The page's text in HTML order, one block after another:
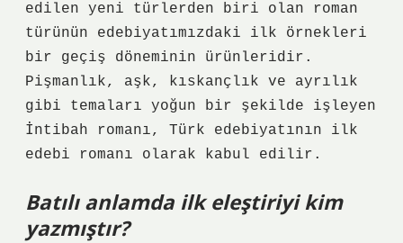
edilen yeni türlerden biri olan roman
türünün edebiyatımızdaki ilk örnekleri
bir geçiş döneminin ürünleridir.
Pişmanlık, aşk, kıskançlık ve ayrılık
gibi temaları yoğun bir şekilde işleyen
İntibah romanı, Türk edebiyatının ilk
edebi romanı olarak kabul edilir.
Batılı anlamda ilk eleştiriyi kim
yazmıştır?